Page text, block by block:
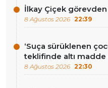
İlkay Çiçek görevden
8 Ağustos 2026 22:39
‘Suça sürüklenen
teklifinde altı
8 Ağustos 2026 22:30